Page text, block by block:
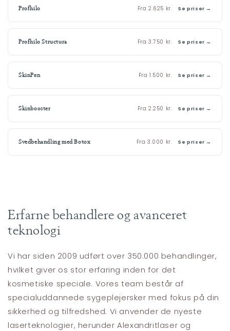
Profhilo Fra 2.625 kr. Se priser →
Profhilo Structura Fra 3.750 kr. Se priser →
SkinPen Fra 1.500 kr. Se priser →
Skinbooster Fra 2.250 kr. Se priser →
Svedbehandling med Botox Fra 3.000 kr. Se priser →
Erfarne behandlere og avanceret
teknologi
Vi har siden 2009 udført over 350.000 behandlinger,
hvilket giver os stor erfaring inden for det
kosmetiske speciale. Vores team består af
specialuddannede sygeplejersker med fokus på din
sikkerhed og tilfredshed. Vi anvender de nyeste
laserteknologier, herunder Alexandritlaser og